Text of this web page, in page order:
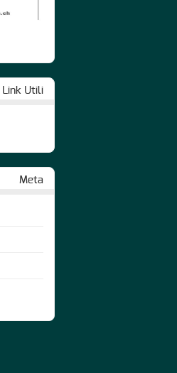
Link Utili
Meta